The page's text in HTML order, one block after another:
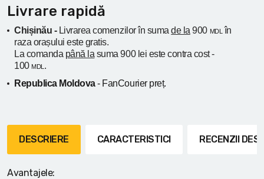
Livrare rapidă
Chișinău - Livrarea comenzilor în sumade la 900 MDL în
raza orașului este gratis.
La comanda până la suma 900 lei este contra cost -
100 MDL .
Republica Moldova- FanCourier preț.
DESCRIERE CARACTERISTICI RECENZII
Avantajele: